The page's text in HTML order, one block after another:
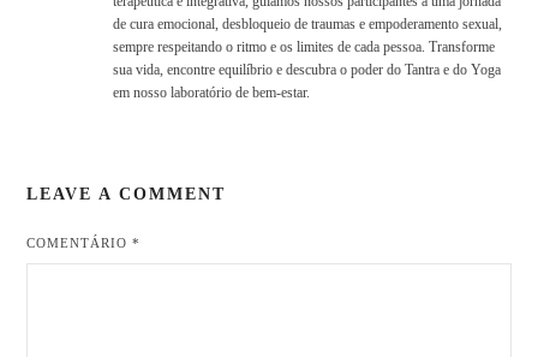
de cura emocional, desbloqueio de traumas e empoderamento sexual,
sempre respeitando o ritmo e os limites de cada pessoa. Transforme
sua vida, encontre equilíbrio e descubra o poder do Tantra e do Yoga
em nosso laboratório de bem-estar.
LEAVE A COMMENT
COMENTÁRIO*